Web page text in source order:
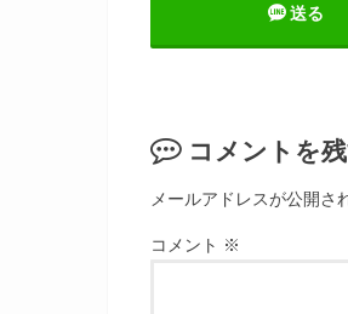
送る
コメントを
メールアドレスが公開さ
コメント ※